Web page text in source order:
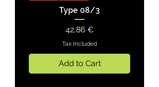
Type 08/3
Price
42,86 €
Tax Included
Add to Cart